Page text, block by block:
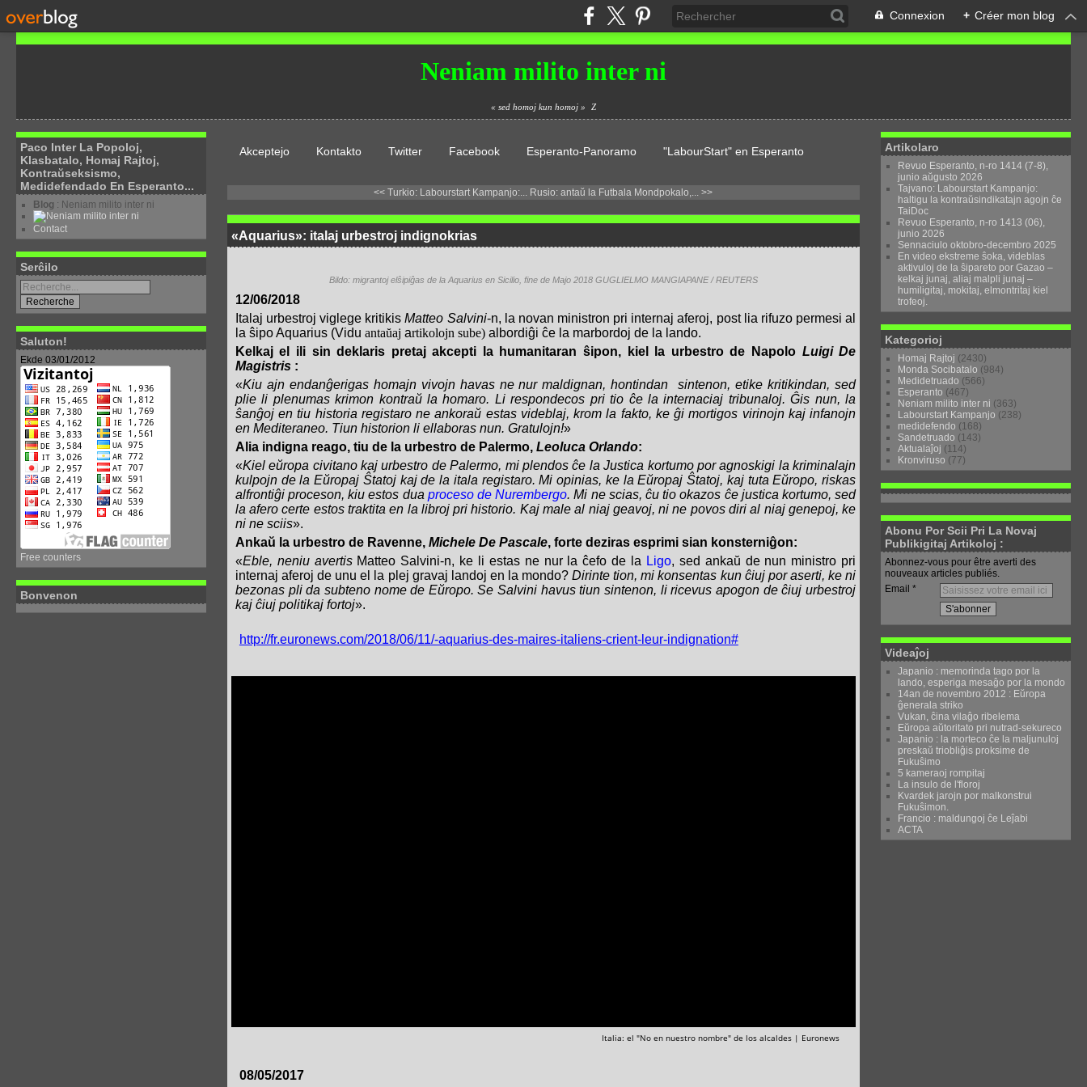
Connexion + Créer mon blog
Neniam milito inter ni
« sed homoj kun homoj » Z
Paco Inter La Popoloj,
Klasbatalo, Homaj Rajtoj,
Kontraŭseksismo,
Medidefendado En Esperanto...
Blog : Neniam milito inter ni
Contact
Serĉilo
Saluton!
Ekde 03/01/2012
Free counters
Bonvenon
Akceptejo Kontakto Twitter Facebook Esperanto-Panoramo "LabourStart" en Esperanto
<< Turkio: Labourstart Kampanjo:... Rusio: antaŭ la Futbala Mondpokalo,... >>
«Aquarius»: italaj urbestroj indignokrias
Bildo: migrantoj elŝipiĝas de la Aquarius en Sicilio, fine de Majo 2018 GUGLIELMO MANGIAPANE / REUTERS
12/06/2018
Italaj urbestroj viglege kritikisMatteo Salvini-n, la novan ministron pri internaj aferoj, post lia rifuzo permesi al
la ŝipo Aquarius (Vidu antaŭaj artikolojn sube)albordiĝi ĉe la marbordoj de la lando.
Kelkaj el ili sin deklaris pretaj akcepti la humanitaran ŝipon, kiel la urbestro de Napolo Luigi De
Magistris :
«Kiu ajn endanĝerigas homajn vivojn havas ne nur maldignan, hontindan sintenon, etike kritikindan, sed
plie li plenumas krimon kontraŭ la homaro. Li respondecos pri tio ĉe la internaciaj tribunaloj. Ĝis nun, la
ŝanĝoj en tiu historia registaro ne ankoraŭ estas videblaj, krom la fakto, ke ĝi mortigos virinojn kaj infanojn
en Mediteraneo. Tiun historion li ellaboras nun. Gratulojn!»
Alia indigna reago, tiu de la urbestro de Palermo, Leoluca Orlando:
«Kiel eŭropa civitano kaj urbestro de Palermo, mi plendos ĉe la Justica kortumo por agnoskigi la kriminalajn
kulpojn de la Eŭropaj Ŝtatoj kaj de la itala registaro. Mi opinias, ke la Eŭropaj Ŝtatoj, kaj tuta Eŭropo, riskas
alfrontiĝi proceson, kiu estos dua proceso de Nurembergo. Mi ne scias, ĉu tio okazos ĉe justica kortumo, sed
la afero certe estos traktita en la libroj pri historio. Kaj male al niaj geavoj, ni ne povos diri al niaj genepoj, ke
ni ne sciis».
Ankaŭ la urbestro de Ravenne, Michele De Pascale, forte deziras esprimi sian konsterniĝon:
«Eble, neniu avertis Matteo Salvini-n, ke li estas ne nur la ĉefo de la Ligo, sed ankaŭ de nun ministro pri
internaj aferoj de unu el la plej gravaj landoj en la mondo?Dirinte tion, mi konsentas kun ĉiuj por aserti, ke ni
bezonas pli da subteno nome de Eŭropo. Se Salvini havus tiun sintenon, li ricevus apogon de ĉiuj urbestroj
kaj ĉiuj politikaj fortoj».
http://fr.euronews.com/2018/06/11/-aquarius-des-maires-italiens-crient-leur-indignation#
Italia: el "No en nuestro nombre" de los alcaldes | Euronews
08/05/2017
Artikolaro
Revuo Esperanto, n-ro 1414 (7-8),
junio aŭgusto 2026
Tajvano: Labourstart Kampanjo:
haltigu la kontraŭsindikatajn agojn ĉe
TaiDoc
Revuo Esperanto, n-ro 1413 (06),
junio 2026
Sennaciulo oktobro-decembro 2025
En video ekstreme ŝoka, videblas
aktivuloj de la ŝipareto por Gazao –
kelkaj junaj, aliaj malpli junaj –
humiligitaj, mokitaj, elmontritaj kiel
trofeoj.
Kategorioj
Homaj Rajtoj (2430)
Monda Socibatalo (984)
Medidetruado (566)
Esperanto (467)
Neniam milito inter ni (363)
Labourstart Kampanjo (238)
medidefendo (168)
Sandetruado (143)
Aktualaĵoj (114)
Kronviruso (77)
Abonu Por Scii Pri La Novaj
Publikigitaj Artikoloj :
Abonnez-vous pour être averti des
nouveaux articles publiés.
Email
Videaĵoj
Japanio : memorinda tago por la
lando, esperiga mesaĝo por la mondo
14an de novembro 2012 : Eŭropa
ĝenerala striko
Vukan, ĉina vilaĝo ribelema
Eŭropa aŭtoritato pri nutrad-sekureco
Japanio : la morteco ĉe la maljunuloj
preskaŭ triobliĝis proksime de
Fukuŝimo
5 kameraoj rompitaj
La insulo de l'floroj
Kvardek jarojn por malkonstrui
Fukuŝimon.
Francio : maldungoj ĉe Leĵabi
ACTA